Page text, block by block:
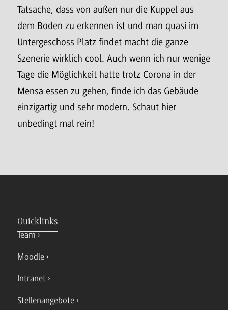
Tatsache, dass von außen nur die Kuppel aus
dem Boden zu erkennen ist und man quasi im
Untergeschoss Platz findet macht die ganze
Szenerie wirklich cool. Auch wenn ich nur wenige
Tage die Möglichkeit hatte trotz Corona in der
Mensa essen zu gehen, finde ich das Gebäude
einzigartig und sehr modern. Schaut hier
unbedingt mal rein!
Quicklinks
Team
Moodle
Intranet
Stellenangebote